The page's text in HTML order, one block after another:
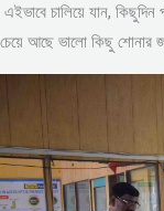
এইভাবে চালিয়ে যান,
চেয়ে আছে ভালো কিছু শোনার